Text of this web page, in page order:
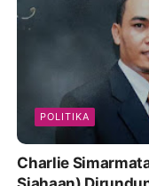
POLITIKA
Charlie